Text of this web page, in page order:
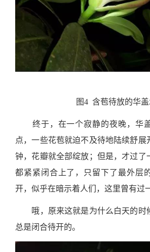
图4 含苞待放的华
终于，在一个寂静的夜晚，华
点，一些花苞就迫不及待地陆续舒展
钟，花瓣就全部绽放；但是，才过了
都紧紧闭合上了，只留下了最外层
开，似乎在暗示着人们，这里曾有过
哦，原来这就是为什么白天的时
总是闭合待开的。